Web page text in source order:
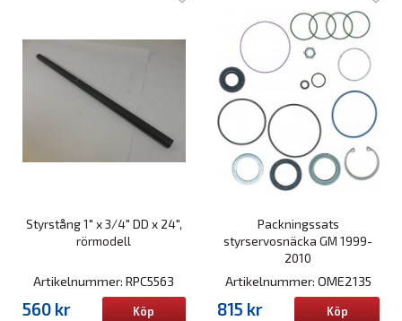
Styrstång 1" x 3/4" DD x 24",
rörmodell
Artikelnummer: RPC5563
560 kr Köp
Packningssats
styrservosnäcka GM 1999-
2010
Artikelnummer: OME2135
815 kr Köp